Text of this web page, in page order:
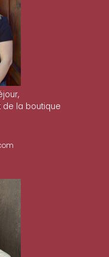
de la boutique